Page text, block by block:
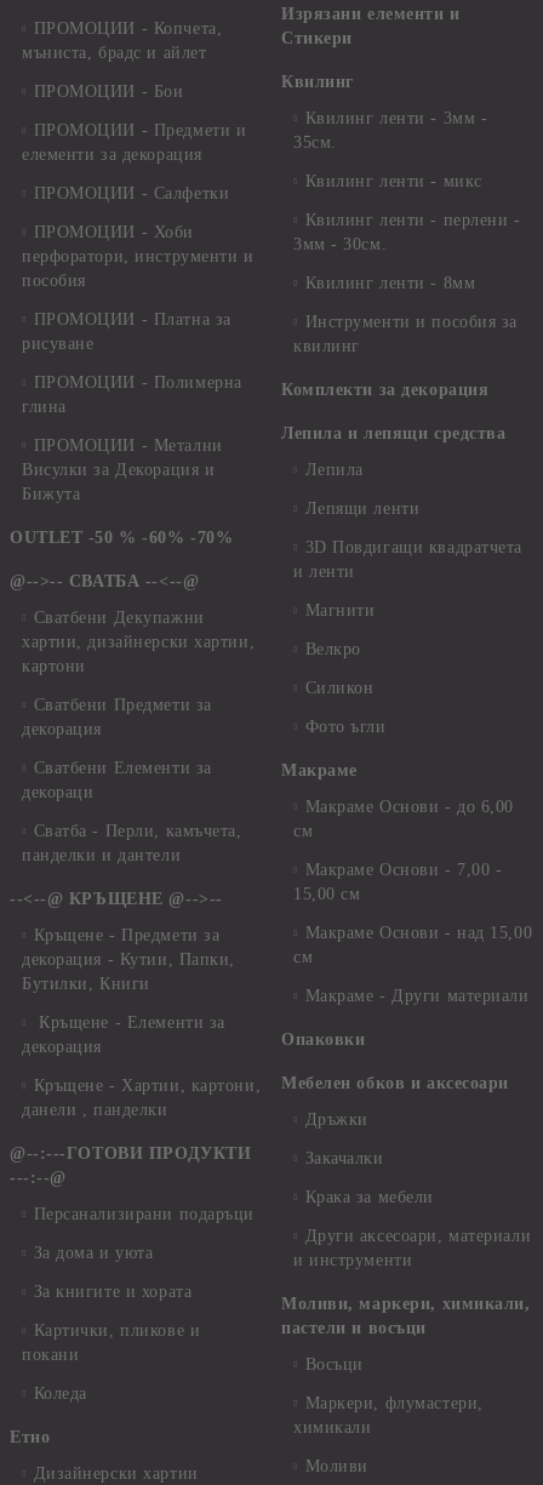
ПРОМОЦИИ - Копчета,
мъниста, брадс и айлет
ПРОМОЦИИ - Бои
ПРОМОЦИИ - Предмети и
елементи за декорация
ПРОМОЦИИ - Салфетки
ПРОМОЦИИ - Хоби
перфоратори, инструменти и
пособия
ПРОМОЦИИ - Платна за
рисуване
ПРОМОЦИИ - Полимерна
глина
ПРОМОЦИИ - Метални
Висулки за Декорация и
Бижута
OUTLET -50 % -60% -70%
@-->-- СВАТБА --<--@
Сватбени Декупажни
хартии, дизайнерски хартии,
картони
Сватбени Предмети за
декорация
Сватбени Елементи за
декораци
Сватба - Перли, камъчета,
панделки и дантели
--<--@ КРЪЩЕНЕ @-->--
Кръщене - Предмети за
декорация - Кутии, Папки,
Бутилки, Книги
Кръщене - Елементи за
декорация
Кръщене - Хартии, картони,
данели , панделки
@--:---ГОТОВИ ПРОДУКТИ
---:--@
Персанализирани подаръци
За дома и уюта
За книгите и хората
Картички, пликове и
покани
Коледа
Етно
Дизайнерски хартии
Изрязани елементи и
Стикери
Квилинг
Квилинг ленти - 3мм -
35см.
Квилинг ленти - микс
Квилинг ленти - перлени -
3мм - 30см.
Квилинг ленти - 8мм
Инструменти и пособия за
квилинг
Комплекти за декорация
Лепила и лепящи средства
Лепила
Лепящи ленти
3D Повдигащи квадратчета
и ленти
Магнити
Велкро
Силикон
Фото ъгли
Макраме
Макраме Основи - до 6,00
см
Макраме Основи - 7,00 -
15,00 см
Макраме Основи - над 15,00
см
Макраме - Други материали
Опаковки
Мебелен обков и аксесоари
Дръжки
Закачалки
Крака за мебели
Други аксесоари, материали
и инструменти
Моливи, маркери, химикали,
пастели и восъци
Восъци
Маркери, флумастери,
химикали
Моливи